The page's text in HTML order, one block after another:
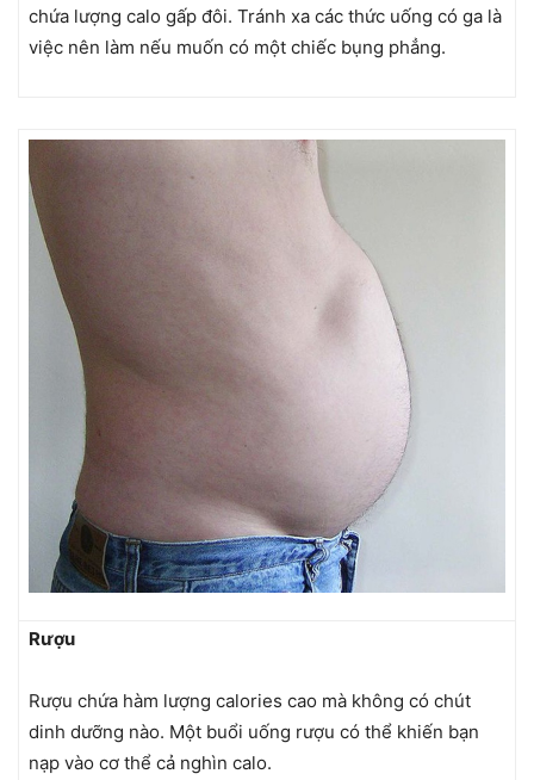
chứa lượng calo gấp đôi. Tránh xa các thức uống có ga là
việc nên làm nếu muốn có một chiếc bụng phẳng.
Rượu
Rượu chứa hàm lượng calories cao mà không có chút
dinh dưỡng nào. Một buổi uống rượu có thể khiến bạn
nạp vào cơ thể cả nghìn calo.